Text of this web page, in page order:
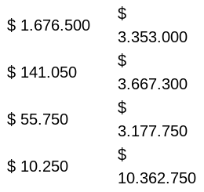
$ 1.676.500
$
3.353.000
$ 141.050
$
3.667.300
$ 55.750
$
3.177.750
$ 10.250
$
10.362.750